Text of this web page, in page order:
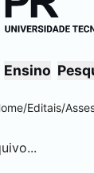
Ensino
/Editais/